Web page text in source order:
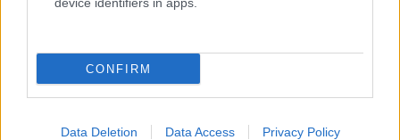
CONFIRM
Data Deletion Data Access Privacy Policy